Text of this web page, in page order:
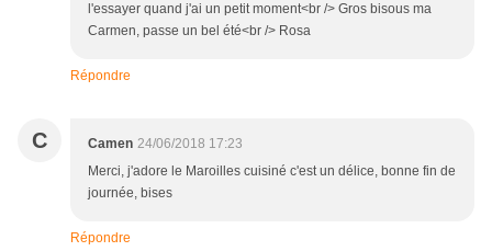
l'essayer quand j'ai un petit moment<br /> Gros bisous ma
Carmen, passe un bel été<br /> Rosa
Répondre
C Camen 24/06/2018 17:23
Merci, j'adore le Maroilles cuisiné c'est un délice, bonne fin de
journée, bises
Répondre